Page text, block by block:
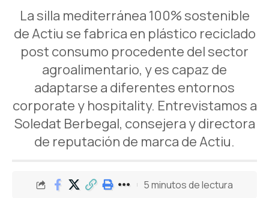
La silla mediterránea 100% sostenible
de Actiu se fabrica en plástico reciclado
post consumo procedente del sector
agroalimentario, y es capaz de
adaptarse a diferentes entornos
corporate y hospitality. Entrevistamos a
Soledat Berbegal, consejera y directora
de reputación de marca de Actiu.
5 minutos de lectura